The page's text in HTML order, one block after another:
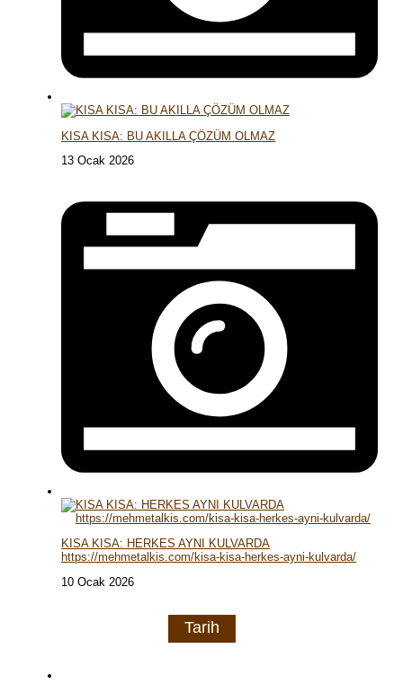
KISA KISA: BU AKILLA ÇÖZÜM OLMAZ
13 Ocak 2026
KISA KISA: HERKES AYNI KULVARDA
https://mehmetalkis.com/kisa-kisa-herkes-ayni-kulvarda/
10 Ocak 2026
Tarih